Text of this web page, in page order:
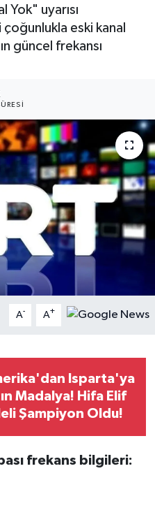
Yok" uyarısı
eski kanal
güncel frekansı
A- A+
Isparta'ya
Madalya! Hifa Elif
Şampiyon Oldu!
frekans bilgileri: